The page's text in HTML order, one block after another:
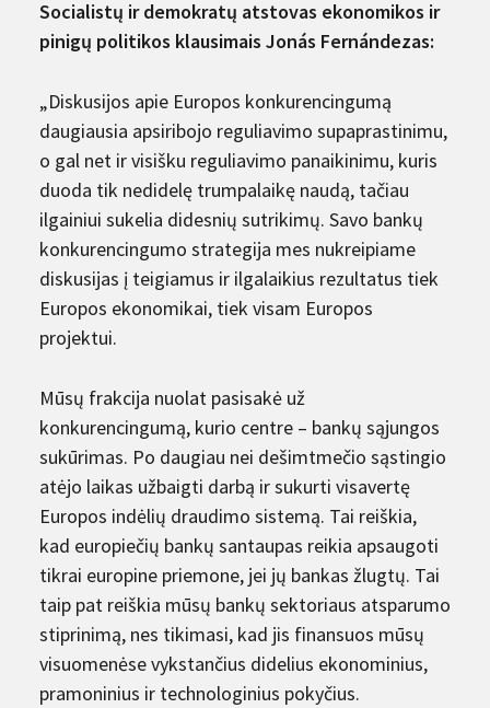
Socialistų ir demokratų atstovas ekonomikos ir
pinigų politikos klausimais Jonás Fernándezas:
„Diskusijos apie Europos konkurencingumą
daugiausia apsiribojo reguliavimo supaprastinimu,
o gal net ir visišku reguliavimo panaikinimu, kuris
duoda tik nedidelę trumpalaikę naudą, tačiau
ilgainiui sukelia didesnių sutrikimų. Savo bankų
konkurencingumo strategija mes nukreipiame
diskusijas į teigiamus ir ilgalaikius rezultatus tiek
Europos ekonomikai, tiek visam Europos
projektui.
Mūsų frakcija nuolat pasisakė už
konkurencingumą, kurio centre – bankų sąjungos
sukūrimas. Po daugiau nei dešimtmečio sąstingio
atėjo laikas užbaigti darbą ir sukurti visavertę
Europos indėlių draudimo sistemą. Tai reiškia,
kad europiečių bankų santaupas reikia apsaugoti
tikrai europine priemone, jei jų bankas žlugtų. Tai
taip pat reiškia mūsų bankų sektoriaus atsparumo
stiprinimą, nes tikimasi, kad jis finansuos mūsų
visuomenėse vykstančius didelius ekonominius,
pramoninius ir technologinius pokyčius.